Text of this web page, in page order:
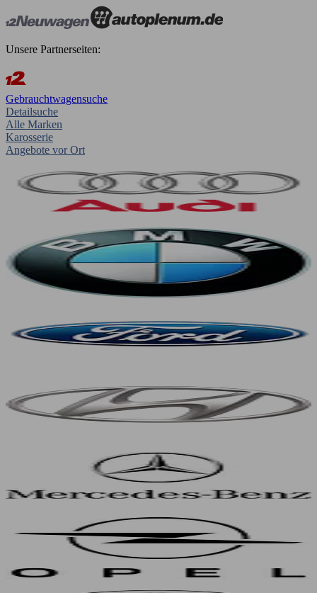
Unsere Partnerseiten:
Gebrauchtwagensuche
Detailsuche
Alle Marken
Karosserie
Angebote vor Ort